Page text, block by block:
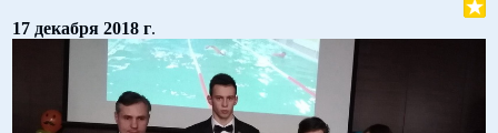
17 декабря 2018 г.